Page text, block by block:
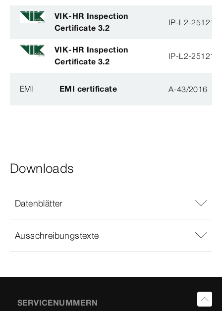
VIK-HR Inspection
Certificate 3.2
IP-L2-
VIK-HR Inspection
Certificate 3.2
IP-L2-
EMI EMI certificate A-43/2016
Downloads
Datenblätter
Ausschreibungstexte
SERVICENUMMERN